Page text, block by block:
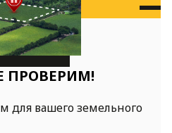
ПРОВЕРИМ!
для вашего земельного